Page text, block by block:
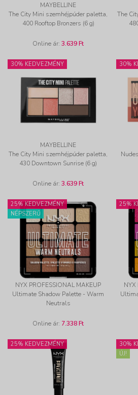
MAYBELLINE
The City Mini szemhéjpúder paletta,
400 Rooftop Bronzers (6 g)
Online ár: 3.639 Ft
The
30% KEDVEZMÉNY
MAYBELLINE
The City Mini szemhéjpúder paletta,
430 Downtown Sunrise (6 g)
Online ár: 3.639 Ft
30%
25% KEDVEZMÉNY
NÉPSZERŰ
NYX PROFESSIONAL MAKEUP
Ultimate Shadow Palette - Warm
Neutrals
Online ár: 7.338 Ft
25%
NYX
25% KEDVEZMÉNY
30%
ÚJ!